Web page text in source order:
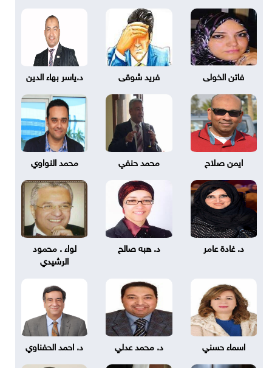
فاتن الخولى فريد شوقى د.ياسر بهاء الدين
ايمن صلاح محمد حنفي محمد النواوي
د. غادة عامر د. هبه صالح
لواء . محمود
الرشيدي
اسماء حسني د. محمد عدلي د. احمد الحفناوي